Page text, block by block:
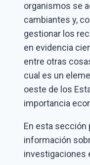
organismos se
cambiantes y,
gestionar los
en evidencia
entre otras
cual es un
oeste de los
importancia
En esta sección
información
investigaciones